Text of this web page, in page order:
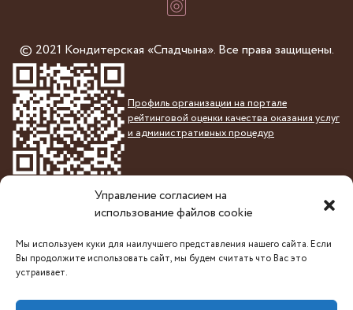
Управление согласием на
использование файлов cookie
Мы используем куки для наилучшего представления нашего сайта. Если
Вы продолжите использовать сайт, мы будем считать что Вас это
устраивает.
© 2021 Кондитерская «Спадчына». Все права защищены.
Профиль организации на портале
рейтинговой оценки качества оказания услуг
и административных процедур
РУП «Комплекс по оказанию услуг имени П.М.Машерова».
УНП 192240128, ОКПО 381661635000 Юридический
(почтовый) адрес: 220004, Минск, проспект Победителей,
23/3-6, каб. 503. р/с BY48AKBB30120000075125100000 в
ЦБУ № 510 ОАО «АСБ Беларусбанк» г. Минск, пр-т
Независимости, 56 код (BIC) AKBBBY2X. тел/факс: 8(017)
219-48-21, info@masherova.by. Свидетельство о